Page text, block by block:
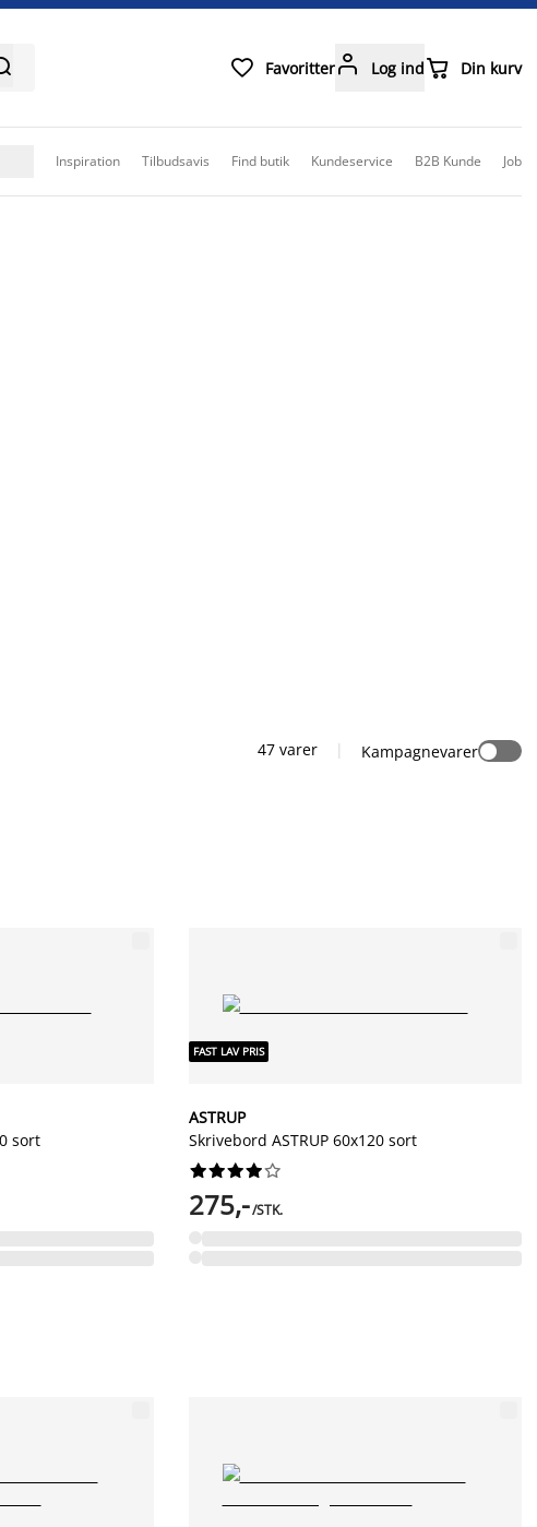
 Favoritter Log ind Din kurv
Inspiration Tilbudsavis Find butik Kundeservice B2B Kunde Job
47 varer | Kampagnevarer
sort
FAST LAV PRIS
ASTRUP
Skrivebord ASTRUP 60x120 sort






275,-/STK.